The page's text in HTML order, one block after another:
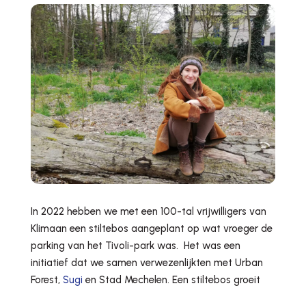
In 2022 hebben we met een 100-tal vrijwilligers van
Klimaan een stiltebos aangeplant op wat vroeger de
parking van het Tivoli-park was. Het was een
initiatief dat we samen verwezenlijkten met Urban
Forest, Sugi en Stad Mechelen. Een stiltebos groeit